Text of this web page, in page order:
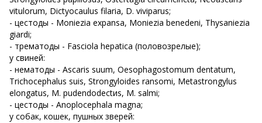
vitulorum, Dictyocaulus filaria, D. viviparus;
- цестоды - Moniezia expansa, Moniezia benedeni, Thysaniezia
giardi;
- трематоды - Fasciola hepatica (половозрелые);
у свиней:
- нематоды - Ascaris suum, Oesophagostomum dentatum,
Trichocephalus suis, Strongyloides ransomi, Metastrongylus
elongatus, M. pudendodectиs, M. salmi;
- цестоды - Anoplocephala magna;
у собак, кошек, пушных зверей: